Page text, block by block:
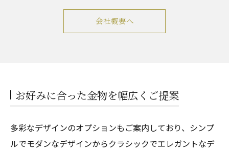
会社概要へ
お好みに合った金物を幅広くご提案
多彩なデザインのオプションもご案内しており、シンプ
ルでモダンなデザインからクラシックでエレガントなデ